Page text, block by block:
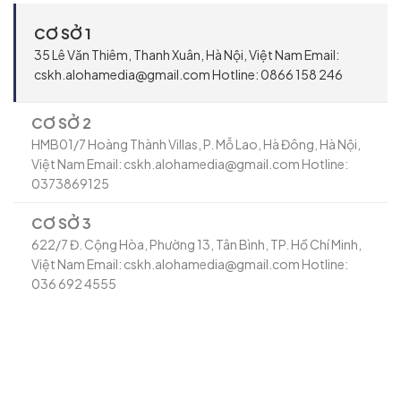
CƠ SỞ 1
35 Lê Văn Thiêm, Thanh Xuân, Hà Nội, Việt Nam Email:
cskh.alohamedia@gmail.com Hotline: 0866 158 246
CƠ SỞ 2
HMB01/7 Hoàng Thành Villas, P. Mỗ Lao, Hà Đông, Hà Nội,
Việt Nam Email: cskh.alohamedia@gmail.com Hotline:
0373869125
CƠ SỞ 3
622/7 Đ. Cộng Hòa, Phường 13, Tân Bình, TP. Hồ Chí Minh,
Việt Nam Email: cskh.alohamedia@gmail.com Hotline:
036 692 4555